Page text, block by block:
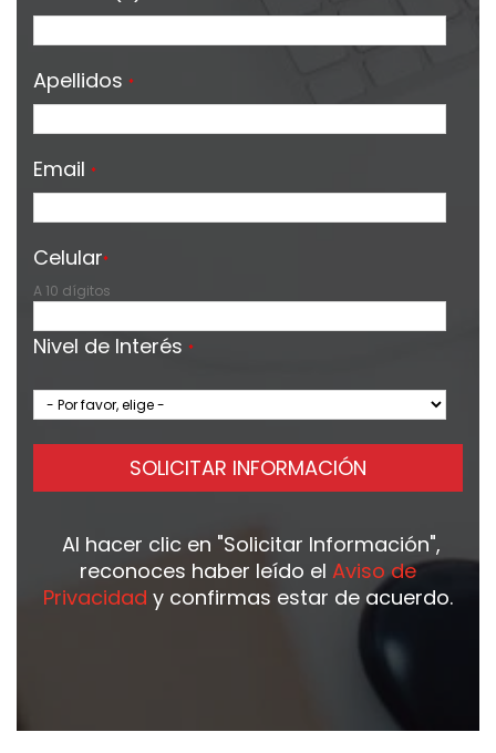
Apellidos *
Email *
Celular*
A 10 dígitos
Nivel de Interés *
SOLICITAR INFORMACIÓN
Al hacer clic en "Solicitar Información",
reconoces haber leído el Aviso de
Privacidad y confirmas estar de acuerdo.